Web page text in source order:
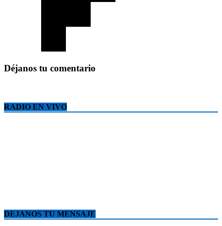
Déjanos tu comentario
RADIO EN VIVO
DEJANOS TU MENSAJE